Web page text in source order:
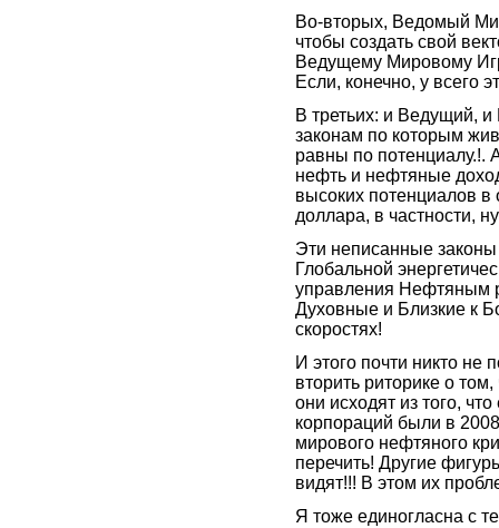
Во-вторых, Ведомый
чтобы создать свой
Ведущему Мировому
Если, конечно, у всего
В третьих: и Ведущий,
законам по которым
равны по потенциалу.!.
нефть и нефтяные
высоких потенциалов
доллара, в частности,
Эти неписанные
Глобальной
управления Нефтяным
Духовные и Близкие к
скоростях!
И этого почти никто
вторить риторике о
они исходят из того,
корпораций были в
мирового нефтяного
перечить! Другие
видят!!! В этом их
Я тоже единогласна с